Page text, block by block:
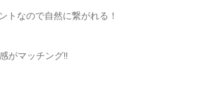
トなので自然に繋がれる！
がマッチング!!